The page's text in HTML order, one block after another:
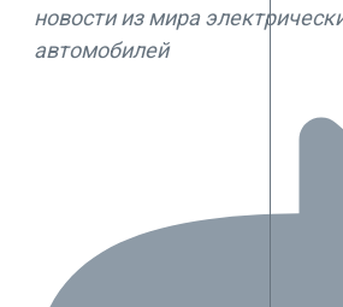
новости из мира
автомобилей